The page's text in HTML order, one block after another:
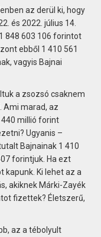
az derül ki, hogy
és 2022. július 14.
848 603 106 forintot
ebből 1 410 561
vagyis Bajnai
a zsozsó csaknem
Ami marad, az
440 millió forint
Ugyanis –
Bajnainak 1 410
forintjuk. Ha ezt
kapunk. Ki lehet az a
akiknek Márki-Zayék
fizettek? Életszerű,
az a tébolyult